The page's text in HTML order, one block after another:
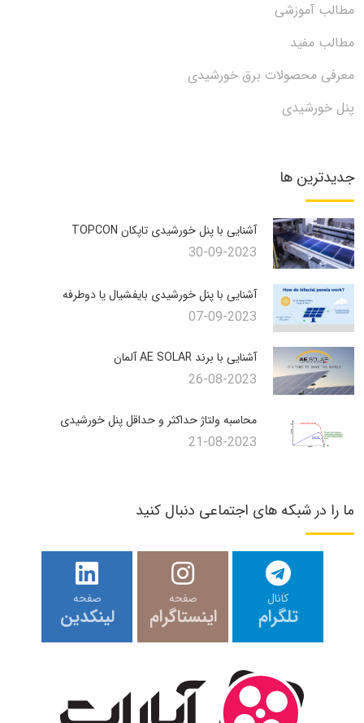
مطالب آموزشی
مطالب مفید
معرفی محصولات برق خورشیدی
پنل خورشیدی
جدیدترین ها
آشنایی با پنل خورشیدی تاپکان TOPCON
30-09-2023
آشنایی با پنل خورشیدی بایفشیال یا دوطرفه
07-09-2023
آشنایی با برند AE SOLAR آلمان
26-08-2023
محاسبه ولتاژ حداکثر و حداقل پنل خورشیدی
21-08-2023
ما را در شبکه های اجتماعی دنبال کنید
کانال
تلگرام
صفحه
اینستاگرام
صفحه
لینکدین